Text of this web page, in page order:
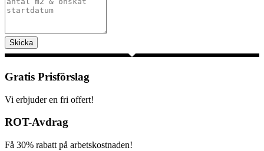
Skicka
Gratis Prisförslag
Vi erbjuder en fri offert!
ROT-Avdrag
Få 30% rabatt på arbetskostnaden!